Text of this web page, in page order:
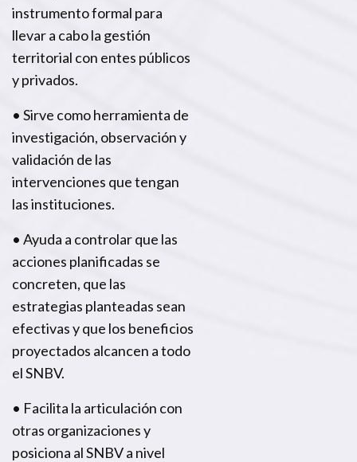
instrumento formal para
llevar a cabo la gestión
territorial con entes públicos
y privados.
• Sirve como herramienta de
investigación, observación y
validación de las
intervenciones que tengan
las instituciones.
• Ayuda a controlar que las
acciones planificadas se
concreten, que las
estrategias planteadas sean
efectivas y que los beneficios
proyectados alcancen a todo
el SNBV.
• Facilita la articulación con
otras organizaciones y
posiciona al SNBV a nivel